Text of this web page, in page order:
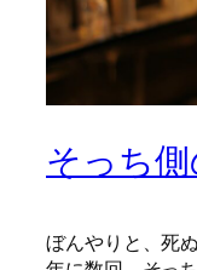
そっち側
ぼんやりと、死